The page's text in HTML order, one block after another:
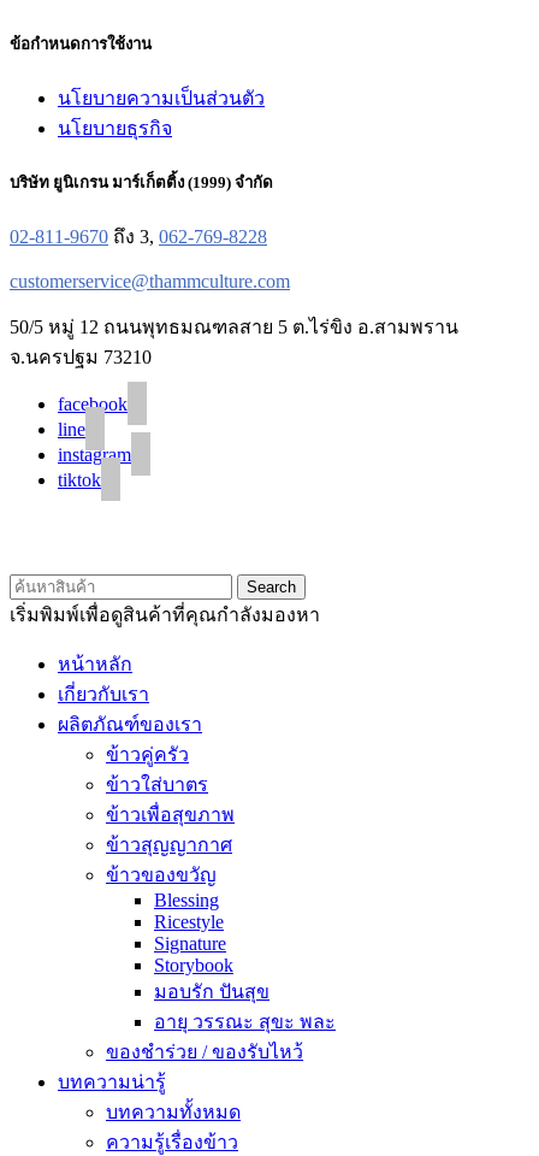
ข้อกำหนดการใช้งาน
นโยบายความเป็นส่วนตัว
นโยบายธุรกิจ
บริษัท ยูนิเกรน มาร์เก็ตติ้ง (1999) จำกัด
02-811-9670 ถึง 3, 062-769-8228
customerservice@thammculture.com
50/5 หมู่ 12 ถนนพุทธมณฑลสาย 5 ต.ไร่ขิง อ.สามพราน
จ.นครปฐม 73210
facebook
line
instagram
tiktok
Search
เริ่มพิมพ์เพื่อดูสินค้าที่คุณกำลังมองหา
หน้าหลัก
เกี่ยวกับเรา
ผลิตภัณฑ์ของเรา
ข้าวคู่ครัว
ข้าวใส่บาตร
ข้าวเพื่อสุขภาพ
ข้าวสุญญากาศ
ข้าวของขวัญ
Blessing
Ricestyle
Signature
Storybook
มอบรัก ปันสุข
อายุ วรรณะ สุขะ พละ
ของชำร่วย / ของรับไหว้
บทความน่ารู้
บทความทั้งหมด
ความรู้เรื่องข้าว